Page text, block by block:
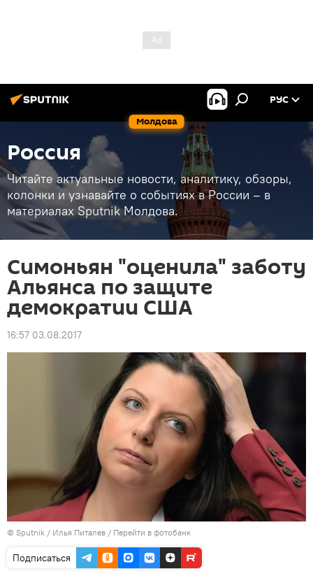
Молдова
РУС
Россия
Читайте актуальные новости, аналитику, обзоры,
колонки и узнавайте о событиях в России – в
материалах Sputnik Молдова.
Симоньян "оценила" заботу
Альянса по защите
демократии США
16:57 03.08.2017
© Sputnik / Илья Питалев / Перейти в фотобанк
Подписаться